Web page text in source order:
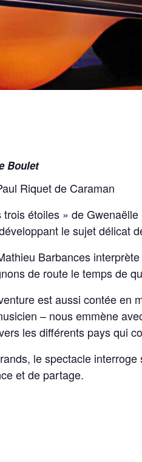
Boulet
Riquet de Caraman
étoiles » de
le sujet délicat
Barbances
de route le temps de
est aussi contée en
– nous emmène
les différents pays qui
le spectacle
et de partage.